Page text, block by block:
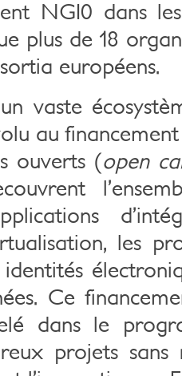
NGI0 dans
plus de 18
européens.
vaste
au
ouverts (open
les
Ce
dans le
projets sans